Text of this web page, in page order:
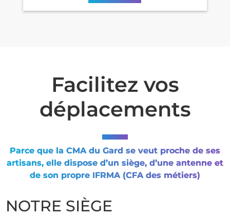
Facilitez vos
déplacements
Parce que la CMA du Gard se veut proche de ses
artisans, elle dispose d’un siège, d’une antenne et
de son propre IFRMA (CFA des métiers)
NOTRE SIÈGE